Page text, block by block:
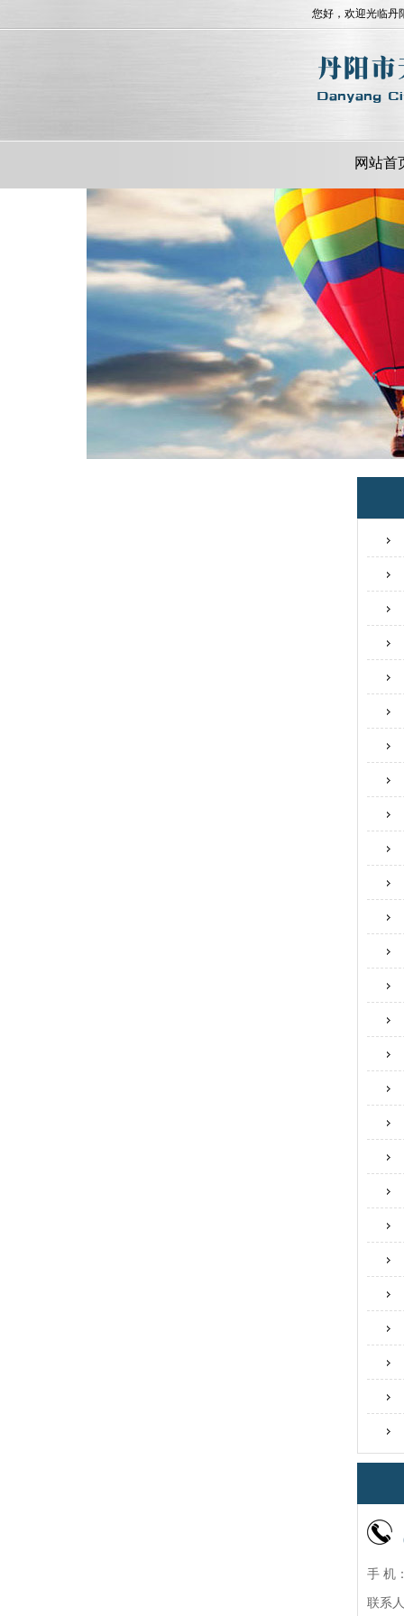
您好，欢迎光临
网站首
手 机
联系